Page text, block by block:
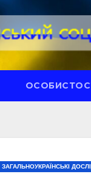
ЗАГАЛЬНОУКРАЇНСЬКІ